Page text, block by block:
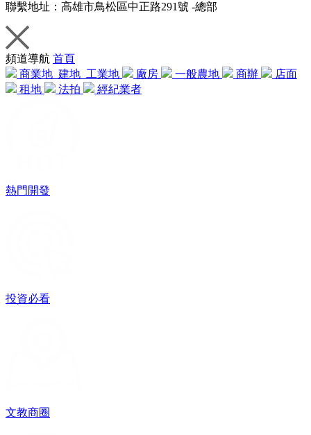
聯繫地址： 高雄市鳥松區中正路291號 -總部
頻道導航 首頁
商業地 建地 工業地 廠房 一般農地 商辦
店面
租地
法拍 經紀業者
熱門開發
投資必看
文教商圈